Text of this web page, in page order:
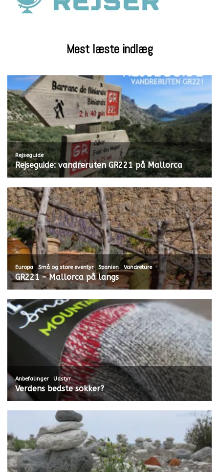
Mest læste indlæg
Rejseguide
Rejseguide: vandreruten GR221 på Mallorca
Europa , Små og store eventyr, Spanien Vandreture
GR221 – Mallorca på langs
Anbefalinger, Udstyr
Verdens bedste sokker?